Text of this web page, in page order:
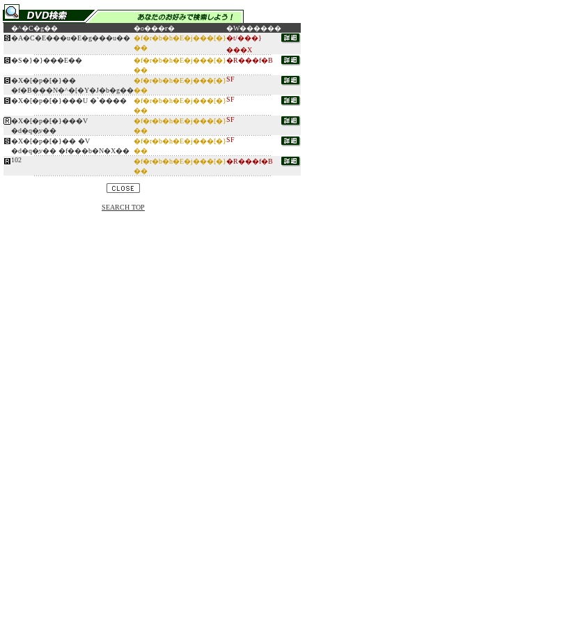
�^�C�g�� �o���ғ�
�W������
�A�C�E���u�E�g���u�� �f�r�b�h�E�j���[�}
��
�t/���}
���X
�S�}�}���E��
�f�r�b�h�E�j���[�}
��
�R���f�B
�X�[�p�[�}��
�f�B���N�^�[�Y�J�b�g��
�f�r�b�h�E�j���[�}
��
SF
�X�[�p�[�}���U �`����
�f�r�b�h�E�j���[�}
��
SF
�X�[�p�[�}���V
�d�q�̗v��
�f�r�b�h�E�j���[�}
��
SF
�X�[�p�[�}�� �V
�d�q�̗v�� �f���b�N�X��
�f�r�b�h�E�j���[�}
��
SF
102
�f�r�b�h�E�j���[�}
��
�R���f�B
SEARCH TOP